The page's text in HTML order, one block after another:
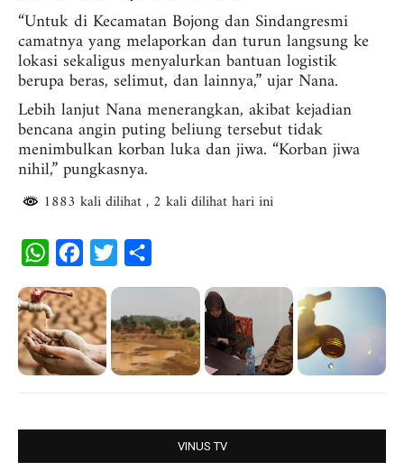
“Untuk di Kecamatan Bojong dan Sindangresmi
camatnya yang melaporkan dan turun langsung ke
lokasi sekaligus menyalurkan bantuan logistik
berupa beras, selimut, dan lainnya,” ujar Nana.
Lebih lanjut Nana menerangkan, akibat kejadian
bencana angin puting beliung tersebut tidak
menimbulkan korban luka dan jiwa. “Korban jiwa
nihil,” pungkasnya.
1883 kali dilihat, 2 kali dilihat hari ini
W
a
t
s
c
e
b
t
t
r
e
VINUS TV